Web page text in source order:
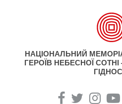
НАЦІОНАЛЬНИЙ
ГЕРОЇВ НЕБЕСНОЇ